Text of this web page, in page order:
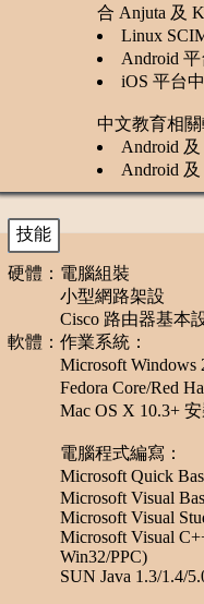
合 Anjuta 及
Linux
Android
iOS 平台
中文教育相
Android
Android
技能
硬體： 電腦組裝
小型網路架設
Cisco 路由器基本
軟體： 作業系統：
Microsoft Windows
Fedora Core/Red
Mac OS X 10.3+
電腦程式編寫：
Microsoft Quick
Microsoft Visual
Microsoft Visual
Microsoft Visual
Win32/PPC)
SUN Java 1.3/1.4/